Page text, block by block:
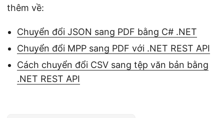
thêm về:
Chuyển đổi JSON sang PDF bằng C# .NET
Chuyển đổi MPP sang PDF với .NET REST API
Cách chuyển đổi CSV sang tệp văn bản bằng
.NET REST API